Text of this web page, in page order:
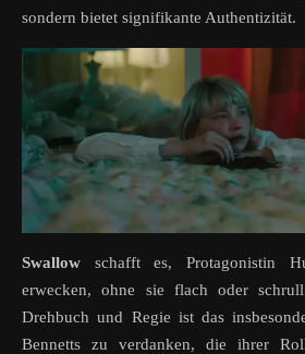
sondern bietet signifikante Authentizität.
Swallow schafft es, Protagonistin
erwecken, ohne sie flach oder
Drehbuch und Regie ist das
Bennetts zu verdanken, die ihrer